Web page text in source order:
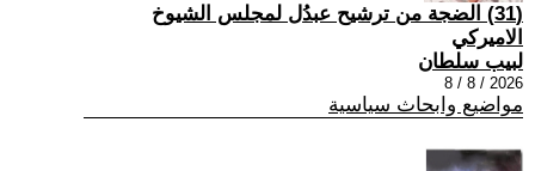
(31) الضجة من ترشيح عبدُل لمجلس الشيوخ
الاميركي
لبيب سلطان
2026 / 8 / 8
مواضيع وابحاث سياسية